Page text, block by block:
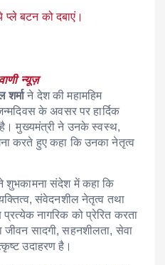
बटन को दबाएं।
न्यूज़
ने देश की महामहिम
के अवसर पर हार्दिक
है। मुख्यमंत्री ने उनके स्वस्थ,
करते हुए कहा कि उनका नेतृत्व
शुभकामना संदेश में कहा कि
संवेदनशील नेतृत्व तथा
प्रत्येक नागरिक को प्रेरित करता
जीवन सादगी, सहनशीलता, सेवा
उदाहरण है।